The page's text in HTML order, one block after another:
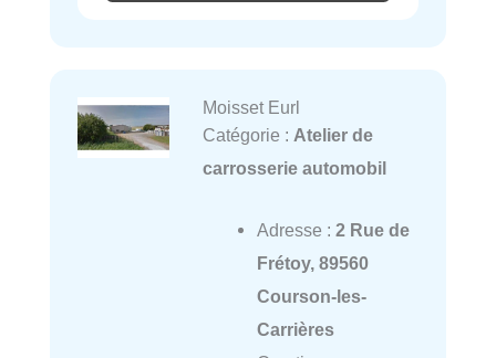
Moisset Eurl
Catégorie : Atelier de
carrosserie automobil
Adresse : 2 Rue de
Frétoy, 89560
Courson-les-
Carrières